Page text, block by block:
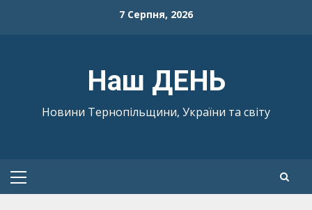
7 Серпня, 2026
Наш ДЕНЬ
Новини Тернопільщини, України та світу
Primary